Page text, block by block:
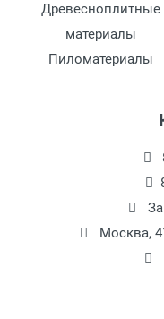
Древесноплитные
материалы
Пиломатериалы
Москва,